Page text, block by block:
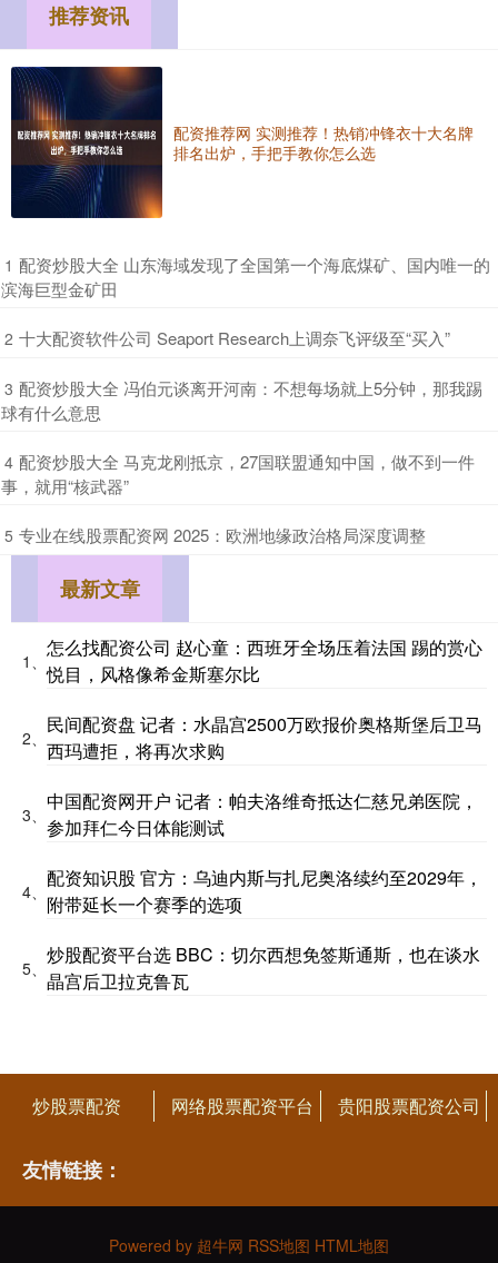
推荐资讯
配资推荐网 实测推荐！热销冲锋衣十大名牌
排名出炉，手把手教你怎么选
1 ​配资炒股大全 山东海域发现了全国第一个海底煤矿、国内唯一的
滨海巨型金矿田
2 ​十大配资软件公司 Seaport Research上调奈飞评级至“买入”
3 ​配资炒股大全 冯伯元谈离开河南：不想每场就上5分钟，那我踢
球有什么意思
4 ​配资炒股大全 马克龙刚抵京，27国联盟通知中国，做不到一件
事，就用“核武器”
5 ​专业在线股票配资网 2025：欧洲地缘政治格局深度调整
最新文章
1、
怎么找配资公司 赵心童：西班牙全场压着法国 踢的赏心
悦目，风格像希金斯塞尔比
2、
民间配资盘 记者：水晶宫2500万欧报价奥格斯堡后卫马
西玛遭拒，将再次求购
3、
中国配资网开户 记者：帕夫洛维奇抵达仁慈兄弟医院，
参加拜仁今日体能测试
4、
配资知识股 官方：乌迪内斯与扎尼奥洛续约至2029年，
附带延长一个赛季的选项
5、
炒股配资平台选 BBC：切尔西想免签斯通斯，也在谈水
晶宫后卫拉克鲁瓦
炒股票配资 网络股票配资平台 贵阳股票配资公司
友情链接：
Powered by 超牛网 RSS地图 HTML地图